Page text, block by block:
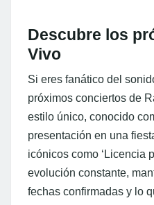
Descubre los
Vivo
Si eres fanático del
próximos conciertos de
estilo único, conocido
presentación en una
icónicos como ‘Licencia
evolución constante,
fechas confirmadas y lo